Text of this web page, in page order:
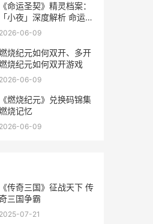
《命运圣契》精灵档案：
「小夜」深度解析 命运圣
战
2026-06-09
烧纪元如何双开、多开
烧纪元如何双开游戏
2026-06-09
《燃烧纪元》兑换码锦集
烧记忆
2026-06-09
《传奇三国》征战天下 传
三国争霸
2025-07-21